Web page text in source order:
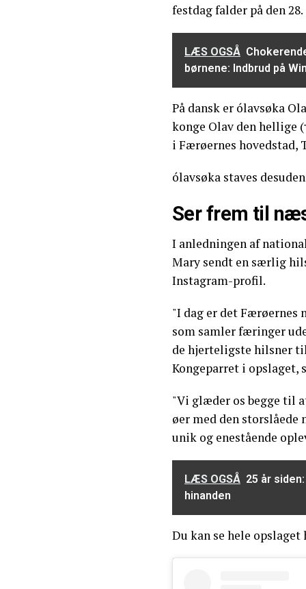
festdag falder på den
LÆS OGSÅ
børnene: Indbrud på
På dansk er ólavsøka
konge Olav den hellige
i Færøernes hovedstad,
ólavsøka staves
Ser frem til
I anledningen af
Mary sendt en særlig
Instagram-profil.
"I dag er det Færøernes
som samler færinger
de hjerteligste hilsner
Kongeparret i
"Vi glæder os begge til
øer med den
unik og enestående
LÆS OGSÅ 25 år
hinanden
Du kan se hele opslaget